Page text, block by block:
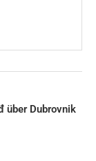
über Dubrovnik